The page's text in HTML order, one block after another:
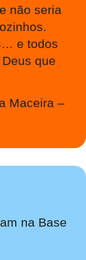
não seria
e todos
que
Maceira –
na Base